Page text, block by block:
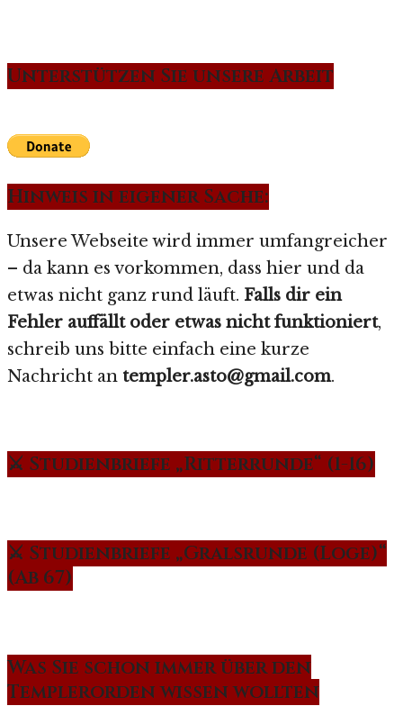
Unterstützen Sie unsere Arbeit
Hinweis in eigener Sache:
Unsere Webseite wird immer umfangreicher
– da kann es vorkommen, dass hier und da
etwas nicht ganz rund läuft. Falls dir ein
Fehler auffällt oder etwas nicht funktioniert,
schreib uns bitte einfach eine kurze
Nachricht an templer.asto@gmail.com.
⚔️ Studienbriefe „Ritterrunde“ (1-16)
⚔️ Studienbriefe „Gralsrunde (Loge)“
(Ab 67)
Was Sie schon immer über den
Templerorden wissen wollten